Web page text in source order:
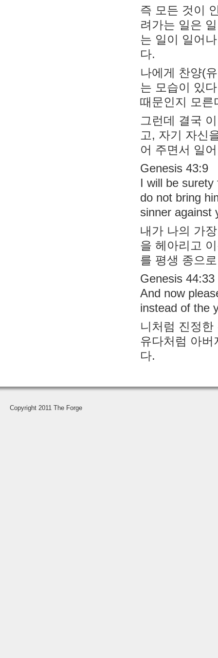
즉 모든 것이
려가는 일은
는 일이 일어
다.
나에게 찬양(
는 모습이 있
때문인지 모른
그런데 결국
고, 자기 자신
어 주면서 일
Genesis 43:9
I will be
do not bring
sinner against
내가 나의 가
을 헤아리고
를 평생 종으
Genesis 44:33
And now
instead of the
니처럼 진정
유다처럼 아
다.
Copyright 2011 The Forge